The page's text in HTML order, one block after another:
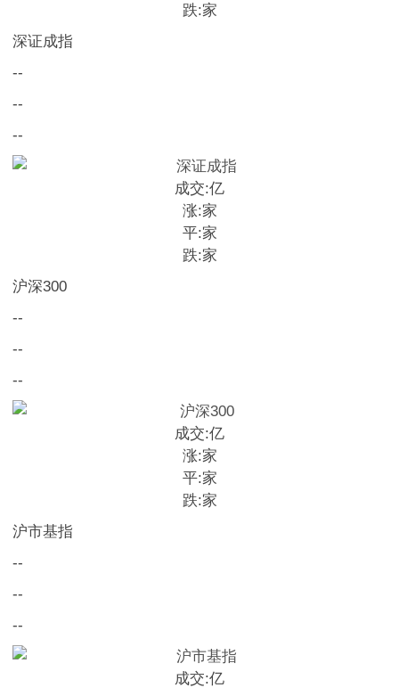
跌:家
深证成指
--
--
--
成交:亿
涨:家
平:家
跌:家
沪深300
--
--
--
成交:亿
涨:家
平:家
跌:家
沪市基指
--
--
--
成交:亿